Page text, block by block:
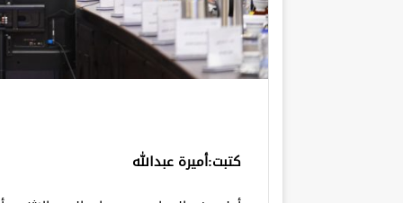
كتبت:أميرة عبدالله